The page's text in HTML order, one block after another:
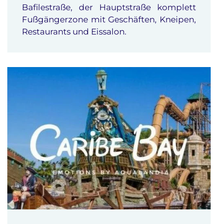
Bafilestraße, der Hauptstraße komplett
Fußgängerzone mit Geschäften, Kneipen,
Restaurants und Eissalon.